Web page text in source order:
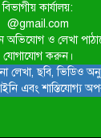
বিভাগীয় কার্যালয়:
@gmail.com
অভিযোগ ও লেখা
যোগাযোগ করুন।
ছবি, ভিডিও
এবং শাস্তিযোগ্য